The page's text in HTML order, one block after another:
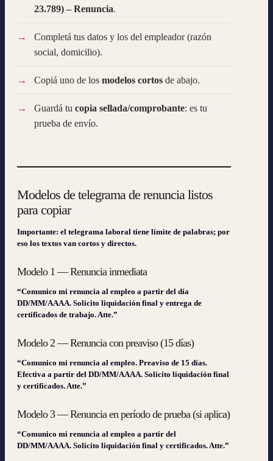
23.789) – Renuncia.
Completá tus datos y los del empleador (razón
social, domicilio).
Copiá uno de los modelos cortos de abajo.
Guardá tu copia sellada/comprobante: es tu
prueba de envío.
Modelos de telegrama de renuncia listos
para copiar
Importante: el telegrama laboral tiene límite de palabras; por
eso los textos van cortos y directos.
Modelo 1 — Renuncia inmediata
“Comunico mi renuncia al empleo a partir del día
DD/MM/AAAA. Solicito liquidación final y entrega de
certificados de trabajo. Atte.”
Modelo 2 — Renuncia con preaviso (15 días)
“Comunico mi renuncia al empleo. Preaviso de 15 días.
Efectiva a partir del DD/MM/AAAA. Solicito liquidación final
y certificados. Atte.”
Modelo 3 — Renuncia en período de prueba (si aplica)
“Comunico mi renuncia al empleo a partir del
DD/MM/AAAA. Solicito liquidación final y certificados. Atte.”